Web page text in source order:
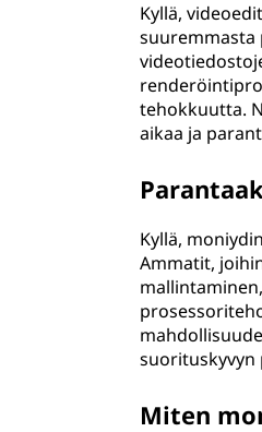
Kyllä,
suuremmasta
tehokkuutta.
aikaa ja
Kyllä,
Ammatit,
suorituskyvyn
Miten